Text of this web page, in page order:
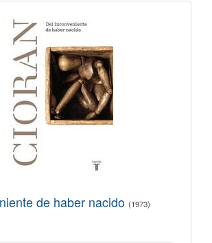
de haber nacido (1973)